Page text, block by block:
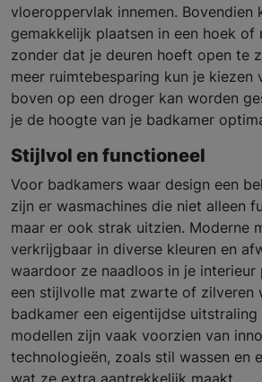
vloeroppervlak innemen. Bovendien
gemakkelijk plaatsen in een hoek of
zonder dat je deuren hoeft open te
meer ruimtebesparing kun je kiezen
boven op een droger kan worden
je de hoogte van je badkamer
Stijlvol en functioneel
Voor badkamers waar design een
zijn er wasmachines die niet alleen
maar er ook strak uitzien. Moderne
verkrijgbaar in diverse kleuren en
waardoor ze naadloos in je interieur
een stijlvolle mat zwarte of zilveren
badkamer een eigentijdse
modellen zijn vaak voorzien van
technologieën, zoals stil wassen en